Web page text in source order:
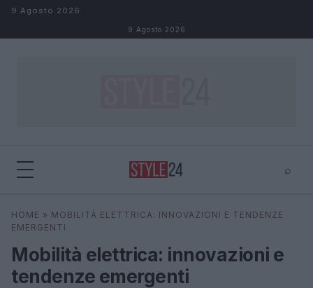
Salta al contenuto
9 Agosto 2026
9 Agosto 2026
⌕
Cerca ⌕
HOME » MOBILITÀ ELETTRICA: INNOVAZIONI E TENDENZE
EMERGENTI
Mobilità elettrica: innovazioni e
tendenze emergenti